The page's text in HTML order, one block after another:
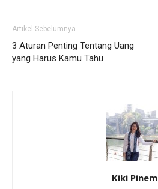
Artikel Sebelumnya
3 Aturan Penting Tentang Uang
yang Harus Kamu Tahu
Kiki Pinem